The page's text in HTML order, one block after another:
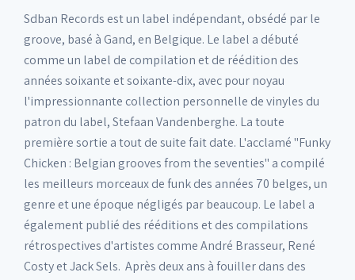
Sdban Records est un label indépendant, obsédé par le
groove, basé à Gand, en Belgique. Le label a débuté
comme un label de compilation et de réédition des
années soixante et soixante-dix, avec pour noyau
l'impressionnante collection personnelle de vinyles du
patron du label, Stefaan Vandenberghe. La toute
première sortie a tout de suite fait date. L'acclamé "Funky
Chicken : Belgian grooves from the seventies" a compilé
les meilleurs morceaux de funk des années 70 belges, un
genre et une époque négligés par beaucoup. Le label a
également publié des rééditions et des compilations
rétrospectives d'artistes comme André Brasseur, René
Costy et Jack Sels. Après deux ans à fouiller dans des